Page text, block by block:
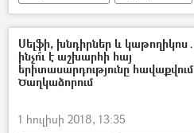
Սելֆի, խնդիրներ և կաթողիկոս․
ինչո՞ւ է աշխարհի հայ
երիտասարդությունը հավաքվում
Ծաղկաձորում
1 հուլիսի 2018, 13:35